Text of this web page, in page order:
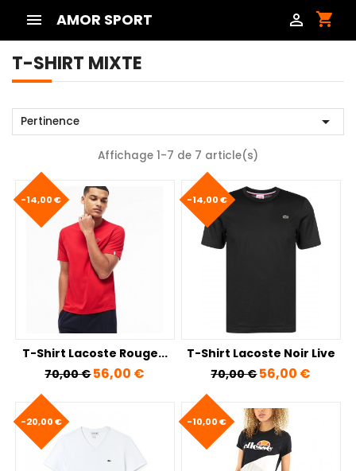
 shopping_cart

AMOR SPORT
T-SHIRT MIXTE
Pertinence 
Affichage 1-7 de 7 article(s)
T-Shirt Lacoste Rouge...
Prix de base
70,00 €Prix
56,00 €
-14,00 €
T-Shirt Lacoste Noir Live
Prix de base
70,00 €Prix
56,00 €
-14,00 €
-20,00 € -10,00 €